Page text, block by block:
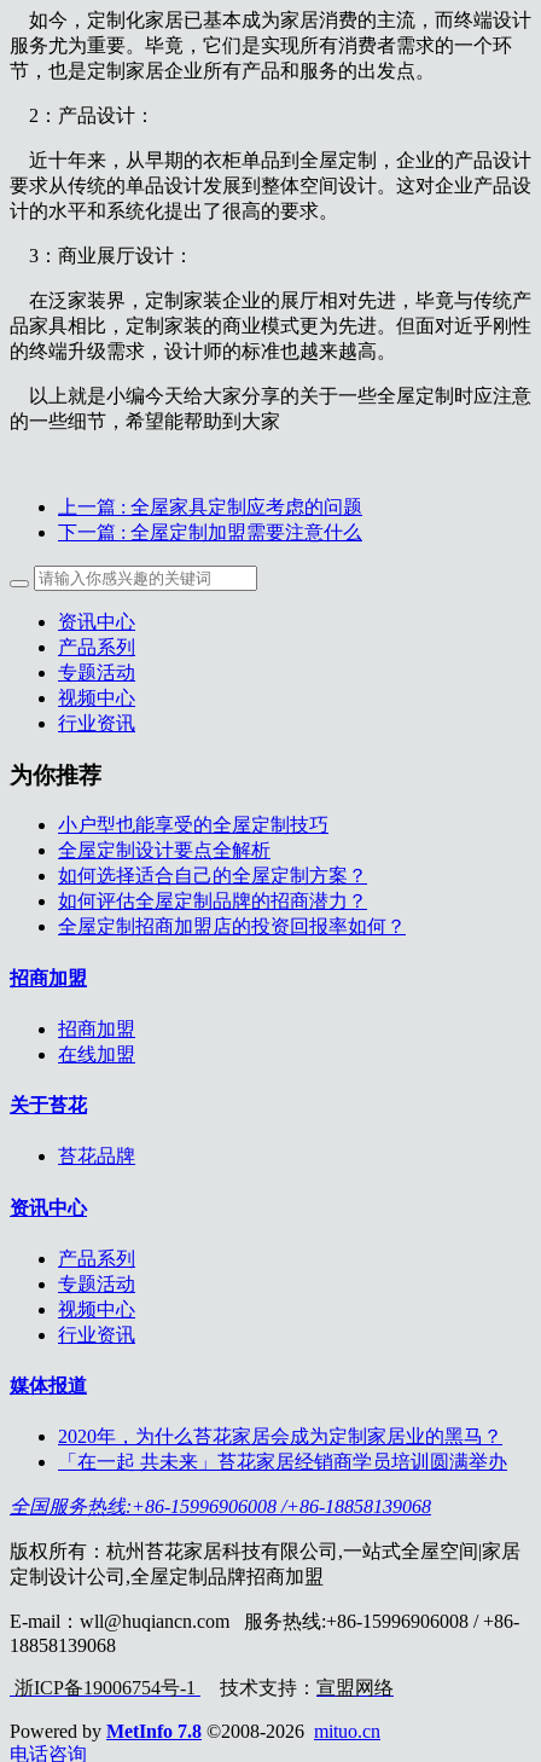
如今，定制化家居已基本成为家居消费的主流，而终端设计
服务尤为重要。毕竟，它们是实现所有消费者需求的一个环
节，也是定制家居企业所有产品和服务的出发点。
2：产品设计：
近十年来，从早期的衣柜单品到全屋定制，企业的产品设计
要求从传统的单品设计发展到整体空间设计。这对企业产品设
计的水平和系统化提出了很高的要求。
3：商业展厅设计：
在泛家装界，定制家装企业的展厅相对先进，毕竟与传统产
品家具相比，定制家装的商业模式更为先进。但面对近乎刚性
的终端升级需求，设计师的标准也越来越高。
以上就是小编今天给大家分享的关于一些全屋定制时应注意
的一些细节，希望能帮助到大家
上一篇 : 全屋家具定制应考虑的问题
下一篇 : 全屋定制加盟需要注意什么
资讯中心
产品系列
专题活动
视频中心
行业资讯
为你推荐
小户型也能享受的全屋定制技巧
全屋定制设计要点全解析
如何选择适合自己的全屋定制方案？
如何评估全屋定制品牌的招商潜力？
全屋定制招商加盟店的投资回报率如何？
招商加盟
招商加盟
在线加盟
关于苔花
苔花品牌
资讯中心
产品系列
专题活动
视频中心
行业资讯
媒体报道
2020年，为什么苔花家居会成为定制家居业的黑马？
「在一起 共未来」苔花家居经销商学员培训圆满举办
全国服务热线:+86-15996906008 /+86-18858139068
版权所有：杭州苔花家居科技有限公司,一站式全屋空间|家居
定制设计公司,全屋定制品牌招商加盟
E-mail：wll@huqiancn.com 服务热线:+86-15996906008 / +86-
18858139068
浙ICP备19006754号-1 技术支持： 宣盟网络
Powered by MetInfo 7.8 ©2008-2026 mituo.cn
电话咨询